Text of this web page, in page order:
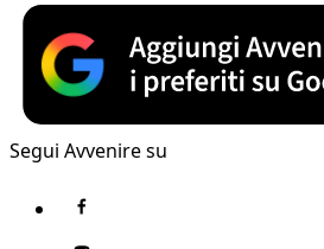
Segui Avvenire su